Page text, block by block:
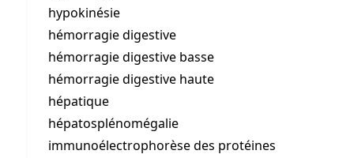
hypokinésie
hémorragie digestive
hémorragie digestive basse
hémorragie digestive haute
hépatique
hépatosplénomégalie
immunoélectrophorèse des protéines